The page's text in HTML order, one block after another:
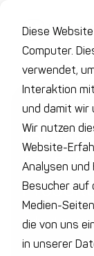
Diese
Computer.
verwendet,
Interaktion
und damit wir
Wir nutzen
Website-
Analysen und
Besucher auf
Medien-
die von uns
in unserer
IIoT:
für
Zuletzt